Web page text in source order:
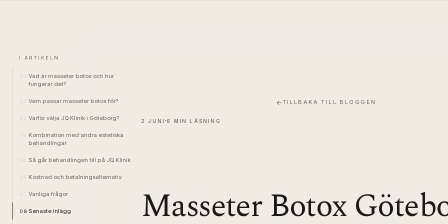
←TILLBAKA TILL BLOGGEN
Masseter Botox
2 JUNI 6 MIN LÄSNING
I ARTIKELN
01 Vad är masseter botox och hur
fungerar det?
02 Vem passar masseter botox för?
03 Varför välja JQ.Klinik i Göteborg?
04
Kombination med andra estetiska
behandlingar
05 Så går behandlingen till på JQ.Klinik
06 Kostnad och betalningsalternativ
07 Vanliga frågor
08 Senaste inlägg